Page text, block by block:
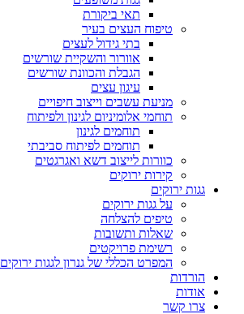
תאי ביקורת
טיפוח העצים בעיר
בתי גידול לעצים
אוורור והשקיית שורשים
הגבלת והכוונת שורשים
עיגון עצים
מניעת עשבים וייצוב חיפויים
תוחמי אלומיניום לגינון ולפיתוח
תוחמים לגינון
תוחמים לפיתוח סביבתי
כוורות לייצוב דשא ואגרגטים
קירות ירוקים
גגות ירוקים
על גגות ירוקים
טיפים להצלחה
שאלות ותשובות
רשימת פרויקטים
המפרט הכללי של גנרון לגגות ירוקים
הורדות
אודות
צרו קשר